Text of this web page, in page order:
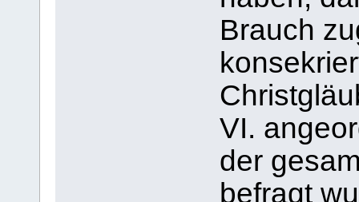
Brauch
VI.
der
befragt